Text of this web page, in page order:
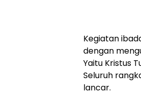
Kegiatan
dengan
Yaitu Kristus
Seluruh
lancar.